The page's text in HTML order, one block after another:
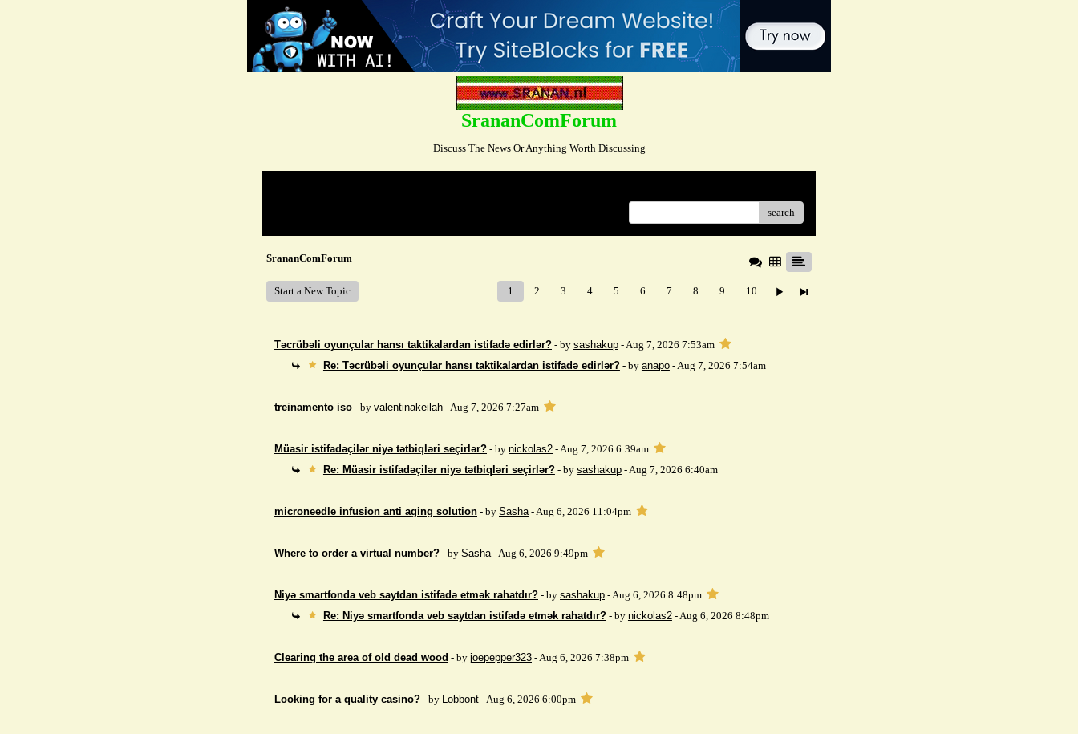
SrananComForum
Discuss The News Or Anything Worth Discussing
search
SrananComForum
Start a New Topic 1 2 3 4 5 6 7 8 9 10
Təcrübəli oyunçular hansı taktikalardan istifadə edirlər? - by sashakup - Aug 7, 2026 7:53am
Re: Təcrübəli oyunçular hansı taktikalardan istifadə edirlər? - by anapo- Aug 7, 2026 7:54am
treinamento iso - by valentinakeilah - Aug 7, 2026 7:27am
Müasir istifadəçilər niyə tətbiqləri seçirlər? - by nickolas2 - Aug 7, 2026 6:39am
Re: Müasir istifadəçilər niyə tətbiqləri seçirlər? - by sashakup- Aug 7, 2026 6:40am
microneedle infusion anti aging solution - by Sasha- Aug 6, 2026 11:04pm
Where to order a virtual number? - by Sasha- Aug 6, 2026 9:49pm
Niyə smartfonda veb saytdan istifadə etmək rahatdır? - by sashakup - Aug 6, 2026 8:48pm
Re: Niyə smartfonda veb saytdan istifadə etmək rahatdır? - by nickolas2- Aug 6, 2026 8:48pm
Clearing the area of ​​old dead wood - by joepepper323 - Aug 6, 2026 7:38pm
Looking for a quality casino? - by Lobbont - Aug 6, 2026 6:00pm